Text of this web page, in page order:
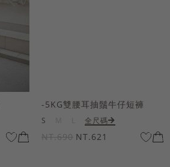
-5KG雙腰耳抽鬚牛仔短褲
S 全尺碼
NT.690 NT.621